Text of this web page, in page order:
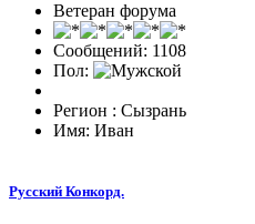
Ветеран форума
Сообщений: 1108
Пол:
Регион : Сызрань
Имя: Иван
Русский Конкорд.